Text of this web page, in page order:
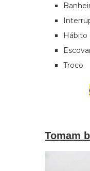
Hábito
Troco
Tomam